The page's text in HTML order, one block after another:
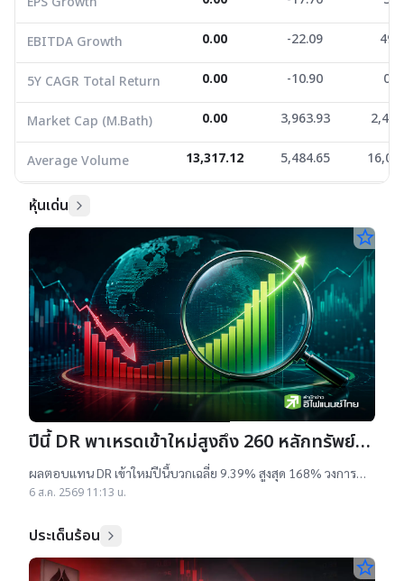
EBITDA Growth 0.00 -22.09
5Y CAGR Total Return 0.00 -10.90
Market Cap (M.Bath) 0.00 3,963.93
Average Volume 13,317.12 5,484.65
หุ้นเด่น
star_border
ปีนี้ DR พาเหรดเข้าใหม่สูงถึง 260 หลักทรัพย์
ผลตอบแทนบวกเฉลี่ย 9% สูงสุด 168%
ผลตอบแทน DR เข้าใหม่ปีนี้บวกเฉลี่ย 9.39% สูงสุด 168% วงการ
เผยสาเหตุออกใหม่จำนวนมาก เป็นไปตามความต้องการลงทุนหุ้น
6 ส.ค. 2569 11:13 น.
ประเด็นร้อน
star_border